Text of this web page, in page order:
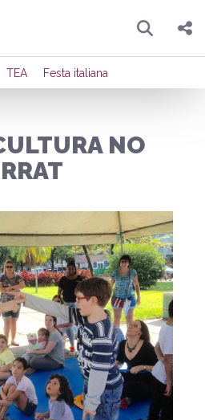
Pesquisar
Compartilhar
Enviar por Whatsapp
Publicar no X
TEA Festa italiana
NO